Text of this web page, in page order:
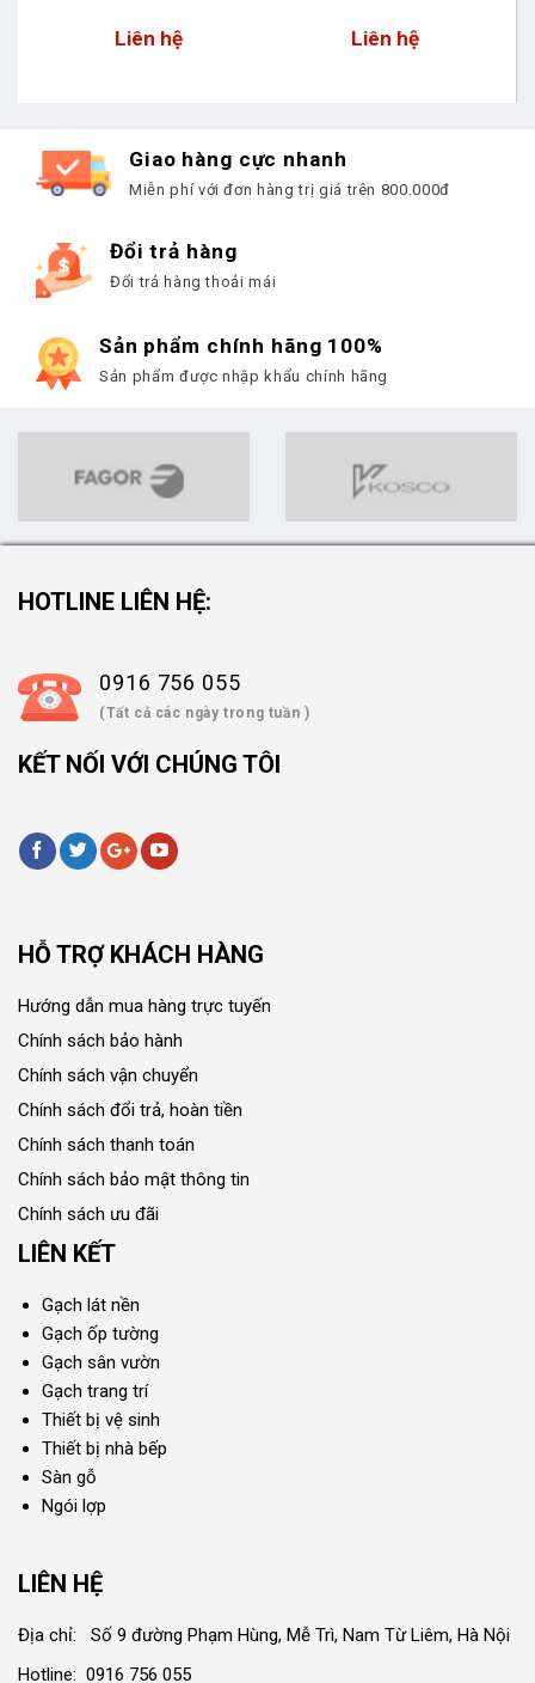
Liên hệ Liên hệ
Giao hàng cực nhanh
Miễn phí với đơn hàng trị giá trên 800.000đ
Đổi trả hàng
Đổi trả hàng thoải mái
Sản phẩm chính hãng 100%
Sản phẩm được nhập khẩu chính hãng
HOTLINE LIÊN HỆ:
0916 756 055
(Tất cả các ngày trong tuần )
KẾT NỐI VỚI CHÚNG TÔI
HỖ TRỢ KHÁCH HÀNG
Hướng dẫn mua hàng trực tuyến
Chính sách bảo hành
Chính sách vận chuyển
Chính sách đổi trả, hoàn tiền
Chính sách thanh toán
Chính sách bảo mật thông tin
Chính sách ưu đãi
LIÊN KẾT
Gạch lát nền
Gạch ốp tường
Gạch sân vườn
Gạch trang trí
Thiết bị vệ sinh
Thiết bị nhà bếp
Sàn gỗ
Ngói lợp
LIÊN HỆ
Địa chỉ: Số 9 đường Phạm Hùng, Mễ Trì, Nam Từ Liêm, Hà Nội
Hotline: 0916 756 055